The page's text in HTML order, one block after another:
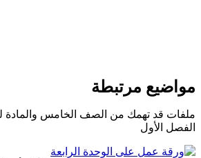
مواضيع مرتبطة
ملفات قد تهمك من الصف الخامس والمادة
الفصل الأول